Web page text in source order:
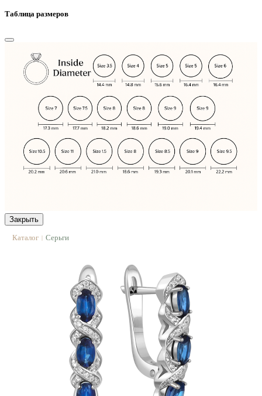
Таблица размеров
Закрыть
Каталог | Серьги